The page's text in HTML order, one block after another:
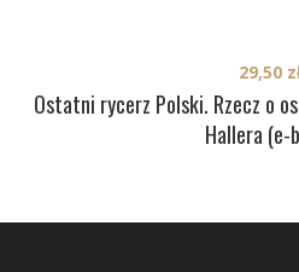
Ostatni rycerz Polski. Rzecz o
Hallera (e-
29,50